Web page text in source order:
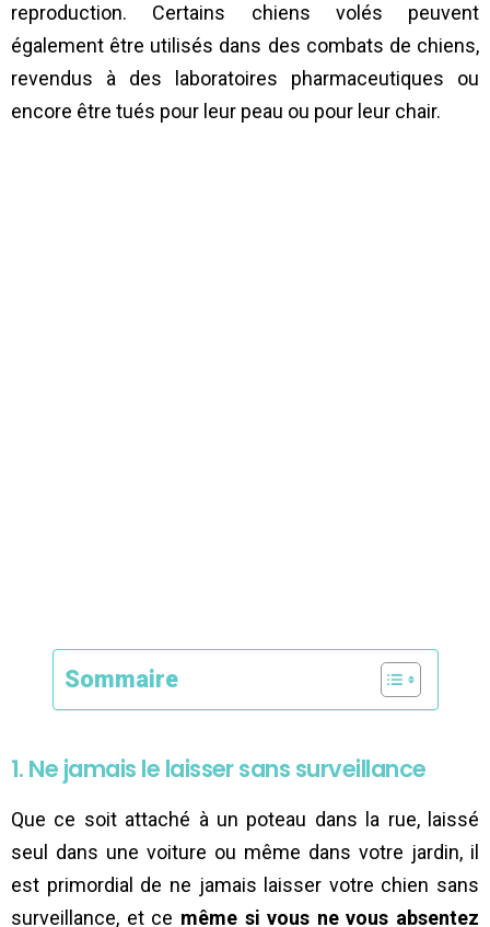
reproduction. Certains chiens volés peuvent
également être utilisés dans des combats de chiens,
revendus à des laboratoires pharmaceutiques ou
encore être tués pour leur peau ou pour leur chair.
Sommaire
1. Ne jamais le laisser sans surveillance
Que ce soit attaché à un poteau dans la rue, laissé
seul dans une voiture ou même dans votre jardin, il
est primordial de ne jamais laisser votre chien sans
surveillance, et ce même si vous ne vous absentez